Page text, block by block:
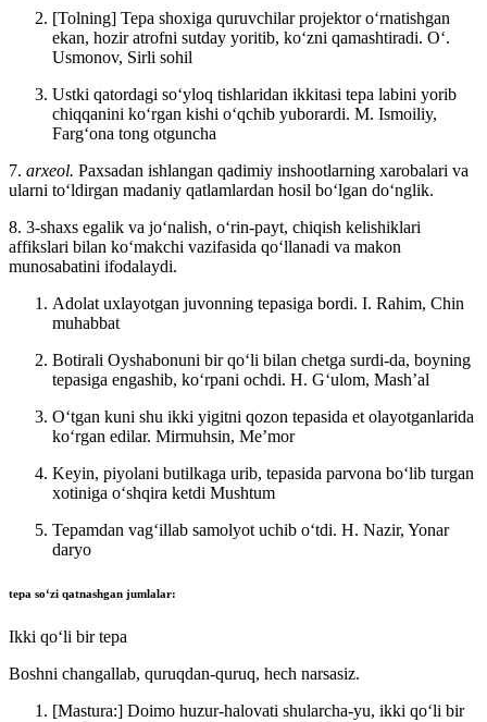
[Tolning] Tepa shoxiga quruvchilar projektor oʻrnatishgan
ekan, hozir atrofni sutday yoritib, koʻzni qamashtiradi. Oʻ.
Usmonov, Sirli sohil
Ustki qatordagi soʻyloq tishlaridan ikkitasi tepa labini yorib
chiqqanini koʻrgan kishi oʻqchib yuborardi. M. Ismoiliy,
Fargʻona tong otguncha
7. arxeol. Paxsadan ishlangan qadimiy inshootlarning xarobalari va
ularni toʻldirgan madaniy qatlamlardan hosil boʻlgan doʻnglik.
8. 3-shaxs egalik va joʻnalish, oʻrin-payt, chiqish kelishiklari
affikslari bilan koʻmakchi vazifasida qoʻllanadi va makon
munosabatini ifodalaydi.
Adolat uxlayotgan juvonning tepasiga bordi. I. Rahim, Chin
muhabbat
Botirali Oyshabonuni bir qoʻli bilan chetga surdi-da, boyning
tepasiga engashib, koʻrpani ochdi. H. Gʻulom, Mashʼal
Oʻtgan kuni shu ikki yigitni qozon tepasida et olayotganlarida
koʻrgan edilar. Mirmuhsin, Meʼmor
Keyin, piyolani butilkaga urib, tepasida parvona boʻlib turgan
xotiniga oʻshqira ketdi Mushtum
Tepamdan vagʻillab samolyot uchib oʻtdi. H. Nazir, Yonar
daryo
tepa soʻzi qatnashgan jumlalar:
Ikki qoʻli bir tepa
Boshni changallab, quruqdan-quruq, hech narsasiz.
[Mastura:] Doimo huzur-halovati shularcha-yu, ikki qoʻli bir